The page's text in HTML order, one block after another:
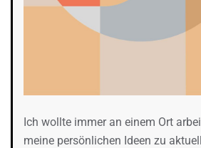
Ich wollte immer an einem Ort
meine persönlichen Ideen zu